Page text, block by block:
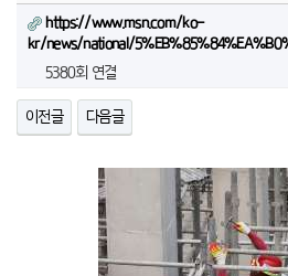
https://www.msn.com/ko-
kr/news/national/
5380회 연결
이전글 다음글